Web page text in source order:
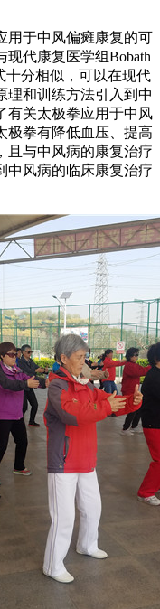
于中风偏瘫康复的可
代康复医学组Bobath
十分相似，可以在现代
理和训练方法引入到中
有关太极拳应用于中风
极拳有降低血压、提高
且与中风病的康复治疗
中风病的临床康复治疗